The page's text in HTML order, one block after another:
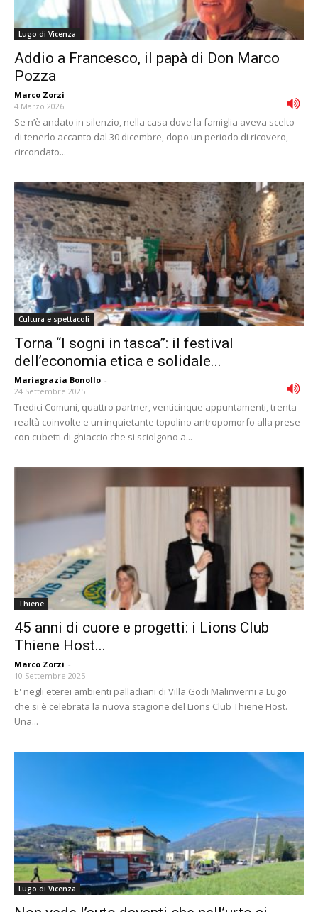
Lugo di Vicenza
Addio a Francesco, il papà di Don Marco
Pozza
Marco Zorzi -
4 Marzo 2026
Se n’è andato in silenzio, nella casa dove la famiglia aveva scelto
di tenerlo accanto dal 30 dicembre, dopo un periodo di ricovero,
circondato...
Cultura e spettacoli
Torna “I sogni in tasca”: il festival
dell’economia etica e solidale...
Mariagrazia Bonollo -
24 Settembre 2025
Tredici Comuni, quattro partner, venticinque appuntamenti, trenta
realtà coinvolte e un inquietante topolino antropomorfo alla prese
con cubetti di ghiaccio che si sciolgono a...
Thiene
45 anni di cuore e progetti: i Lions Club
Thiene Host...
Marco Zorzi -
10 Settembre 2025
E' negli eterei ambienti palladiani di Villa Godi Malinverni a Lugo
che si è celebrata la nuova stagione del Lions Club Thiene Host.
Una...
Lugo di Vicenza